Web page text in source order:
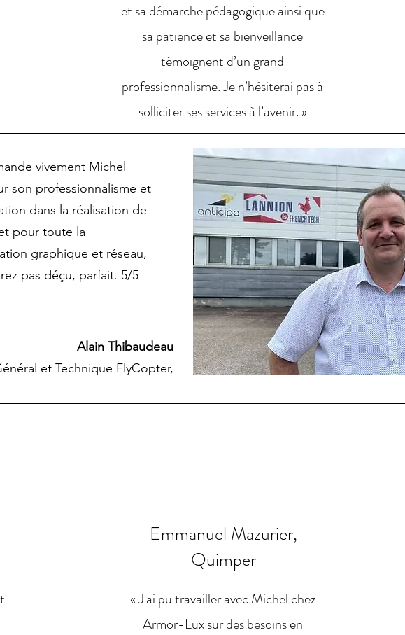
et sa démarche pédagogique ainsi que
sa patience et sa bienveillance
témoignent d’un grand
professionnalisme. Je n’hésiterai pas à
solliciter ses services à l’avenir. »
vivement Michel
son professionnalisme et
dans la réalisation de
pour toute la
graphique et réseau,
pas déçu, parfait. 5/5
Alain Thibaudeau
et Technique FlyCopter,
Emmanuel Mazurier,
Quimper
« J'ai pu travailler avec Michel chez
Armor-Lux sur des besoins en